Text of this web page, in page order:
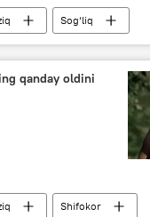
Sog‘liq
mahsulotlar
Doktor maslahati
qanday oldini
Shifokor